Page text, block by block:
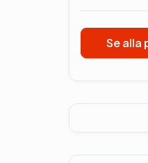
Se alla